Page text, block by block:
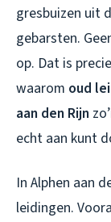
gresbuizen uit
gebarsten.
op. Dat is
waarom oud
aan den Rijn
echt aan kunt
In Alphen aan
leidingen.